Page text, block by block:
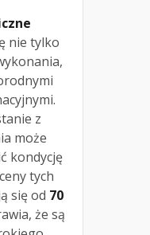
nie tylko
z
może
kondycję
tych
się od 70
że są